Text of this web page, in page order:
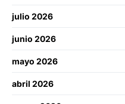
julio 2026
junio 2026
mayo 2026
abril 2026